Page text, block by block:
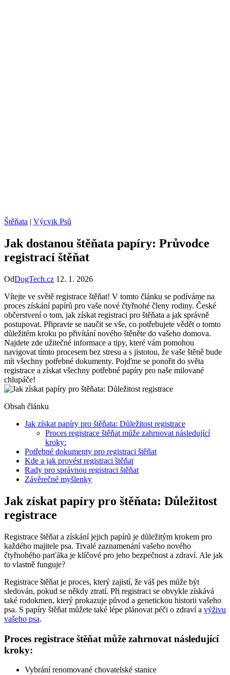
Štěňata | Výcvik Psů
Jak dostanou štěňata papíry: Průvodce
registrací štěňat
OdDogTech.cz 12. 1. 2026
Vítejte ve světě registrace štěňat! V tomto článku se podíváme na
proces získání papírů pro vaše nové čtyřnohé členy rodiny. České
občerstvení o tom, jak získat registraci pro štěňata a jak správně
postupovat. Připravte se naučit se vše, co potřebujete vědět o tomto
důležitém kroku po přivítání nového štěněte do vašeho domova.
Najdete zde užitečné informace a tipy, které vám pomohou
navigovat tímto procesem bez stresu a s jistotou, že vaše štěně bude
mít všechny potřebné dokumenty. Pojďme se ponořit do světa
registrace a získat všechny potřebné papíry pro naše milované
chlupáče!
Obsah článku
Jak získat papíry pro štěňata: Důležitost registrace
Proces registrace štěňat může zahrnovat následující
kroky:
Potřebné dokumenty pro registraci štěňat
Kde a jak provést registraci štěňat
Rady pro správnou registraci štěňat
Závěrečné myšlenky
Jak získat papíry pro štěňata: Důležitost
registrace
Registrace štěňat a získání jejich papírů je důležitým krokem pro
každého majitele psa. Trvalé zaznamenání vašeho nového
čtyřnohého parťáka je klíčové pro jeho bezpečnost a zdraví. Ale jak
to vlastně funguje?
Registrace štěňat je proces, který zajistí, že váš pes může být
sledován, pokud se někdy ztratí. Při registraci se obvykle získává
také rodokmen, který prokazuje původ a genetickou historii vašeho
psa. S papíry štěňat můžete také lépe plánovat péči o zdraví a výživu
vašeho psa.
Proces registrace štěňat může zahrnovat následující
kroky:
Vybrání renomované chovatelské stanice